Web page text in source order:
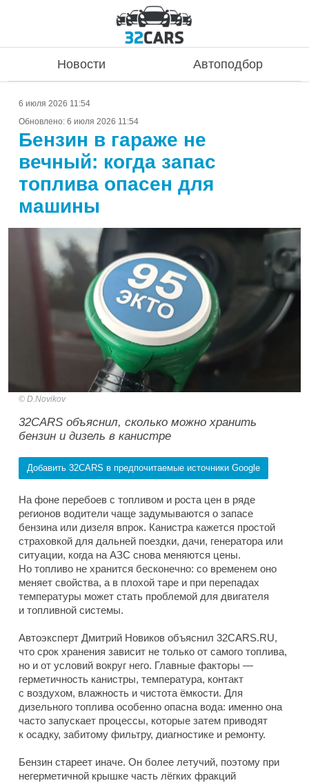
Новости Автоподбор
6 июля 2026 11:54
Обновлено: 6 июля 2026 11:54
Бензин в гараже не
вечный: когда запас
топлива опасен для
машины
D.Novikov
32CARS объяснил, сколько можно хранить
бензин и дизель в канистре
Добавить 32CARS в предпочитаемые источники Google
На фоне перебоев с топливом и роста цен в ряде
регионов водители чаще задумываются о запасе
бензина или дизеля впрок. Канистра кажется простой
страховкой для дальней поездки, дачи, генератора или
ситуации, когда на АЗС снова меняются цены.
Но топливо не хранится бесконечно: со временем оно
меняет свойства, а в плохой таре и при перепадах
температуры может стать проблемой для двигателя
и топливной системы.
Автоэксперт Дмитрий Новиков объяснил 32CARS.RU,
что срок хранения зависит не только от самого топлива,
но и от условий вокруг него. Главные факторы —
герметичность канистры, температура, контакт
с воздухом, влажность и чистота ёмкости. Для
дизельного топлива особенно опасна вода: именно она
часто запускает процессы, которые затем приводят
к осадку, забитому фильтру, диагностике и ремонту.
Бензин стареет иначе. Он более летучий, поэтому при
негерметичной крышке часть лёгких фракций